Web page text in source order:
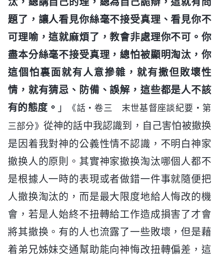
題了，讓人看見你絲毫不接受真理、看見你不
可理喻，這就麻煩了，教會非處理你不可。你
盡本分絲毫不接受真理，總怕被顯明淘汰，你
這個怕裏面就有人意摻雜，就有撒但敗壞性
情，就有猜忌、防備、誤解，這些都是人不該
有的態度。 」
《話・卷三 末世基督座談紀要・第
三部分》 從神的話中我認識到，自己害怕被撤换
是因着我對神的公義性情不認識，不明白神家
撤换人的原則。其實神家撤换淘汰哪個人都不
是根據人一時的表現或者做錯一件事就隨便把
人撤换淘汰的，而是最大限度地給人悔改的機
會，若是人始終不扭轉給工作造成損害了才會
將其撤换。有的人也流露了一些敗壞，但是藉
着弟兄姊妹交通幫助能向神悔改扭轉偏差，這